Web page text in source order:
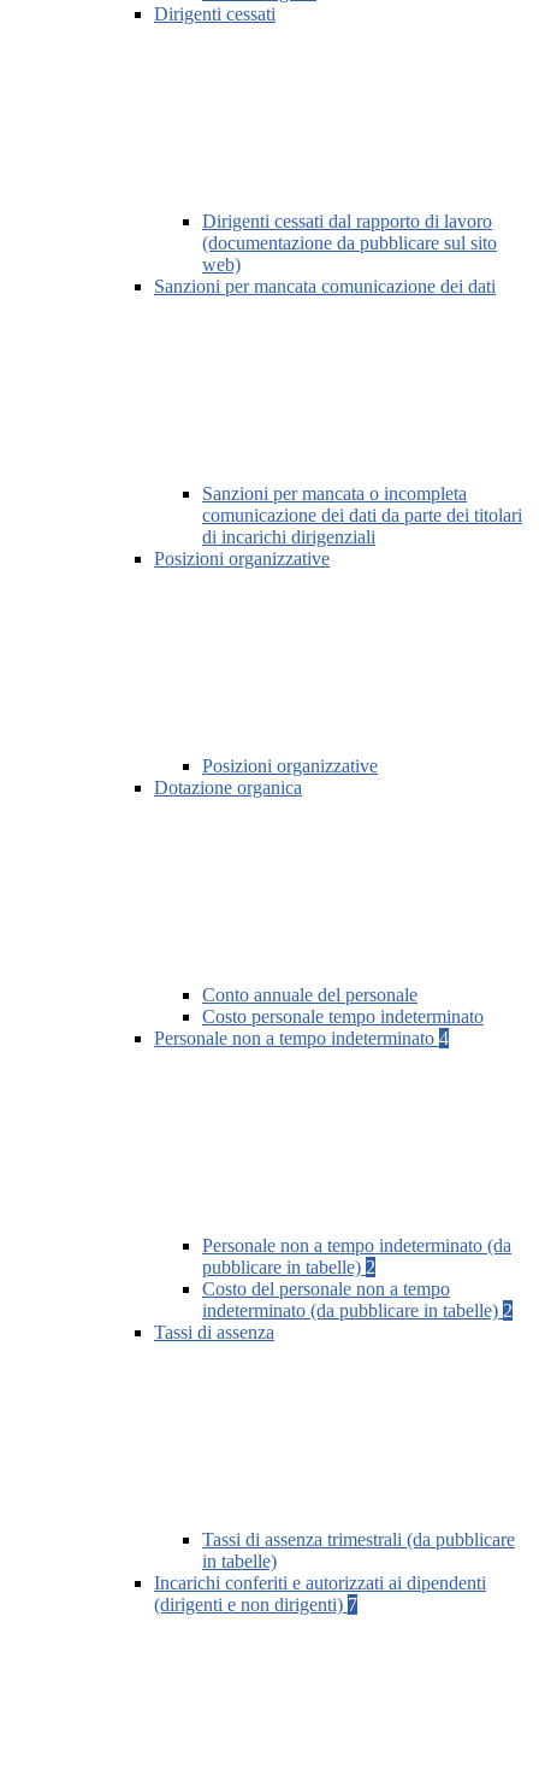
Dirigenti cessati
Dirigenti cessati dal rapporto di lavoro
(documentazione da pubblicare sul sito
web)
Sanzioni per mancata comunicazione dei dati
Sanzioni per mancata o incompleta
comunicazione dei dati da parte dei titolari
di incarichi dirigenziali
Posizioni organizzative
Posizioni organizzative
Dotazione organica
Conto annuale del personale
Costo personale tempo indeterminato
Personale non a tempo indeterminato 4
Personale non a tempo indeterminato (da
pubblicare in tabelle) 2
Costo del personale non a tempo
indeterminato (da pubblicare in tabelle) 2
Tassi di assenza
Tassi di assenza trimestrali (da pubblicare
in tabelle)
Incarichi conferiti e autorizzati ai dipendenti
(dirigenti e non dirigenti) 7